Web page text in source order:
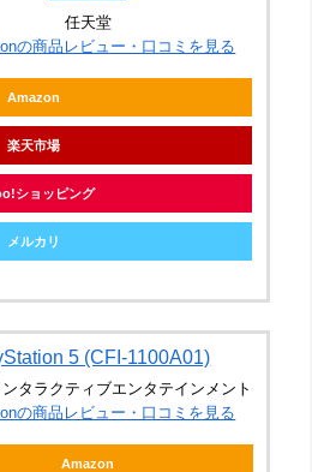
任天堂
の商品レビュー・口コミを見る
Amazon
楽天市場
ショッピング
メルカリ
5 (CFI-1100A01)
タラクティブエンタテインメント
の商品レビュー・口コミを見る
Amazon